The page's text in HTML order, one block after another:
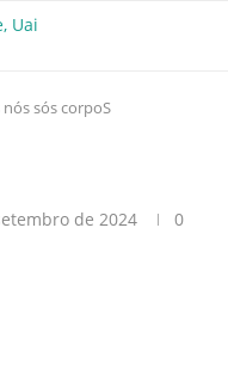
nós sós corpoS
de 2024
0